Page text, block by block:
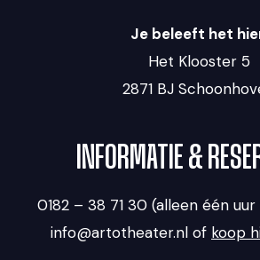
Je beleeft het
Het Klooster 5
2871 BJ
INFORMATIE &
0182 – 38 71 30 (alleen één
info@artotheater.nl of koop